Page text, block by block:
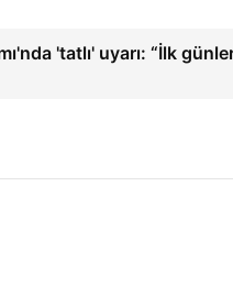
'tatlı' uyarı: “İlk